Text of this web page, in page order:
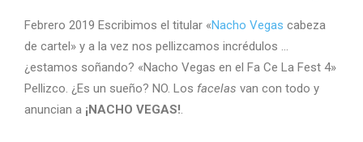
Febrero 2019 Escribimos el titular «Nacho Vegas cabeza
de cartel» y a la vez nos pellizcamos incrédulos …
¿estamos soñando? «Nacho Vegas en el Fa Ce La Fest 4»
Pellizco. ¿Es un sueño? NO. Los facelas van con todo y
anuncian a ¡NACHO VEGAS!.